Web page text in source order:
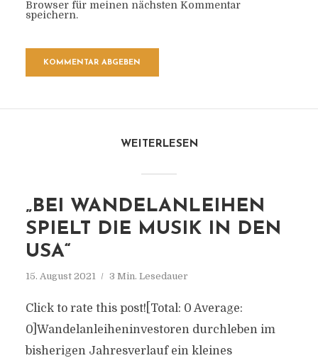
Browser für meinen nächsten Kommentar
speichern.
WEITERLESEN
„BEI WANDELANLEIHEN
SPIELT DIE MUSIK IN DEN
USA“
15. August 2021 3 Min. Lesedauer
Click to rate this post![Total: 0 Average:
0]Wandelanleiheninvestoren durchleben im
bisherigen Jahresverlauf ein kleines